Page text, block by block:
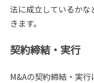
法に成立しているかな
きます。
契約締結・実行
M&Aの契約締結・実